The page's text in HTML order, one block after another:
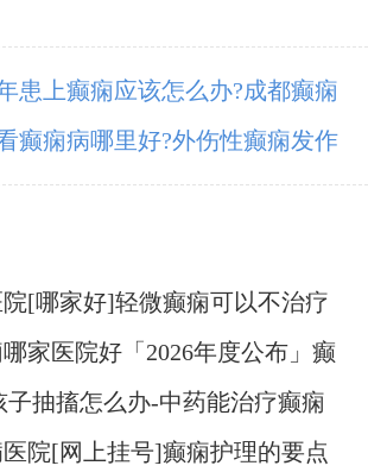
患上癫痫应该怎么办?成都癫痫
!
癫痫病哪里好?外伤性癫痫发作
[哪家好]轻微癫痫可以不治疗
家医院好「2026年度公布」癫
么?
子抽搐怎么办-中药能治疗癫痫
院[网上挂号]癫痫护理的要点